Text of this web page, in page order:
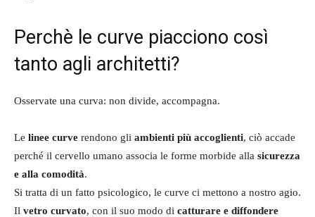
Perchè le curve piacciono così
tanto agli architetti?
Osservate una curva: non divide, accompagna.
Le linee curve rendono gli ambienti più accoglienti, ciò accade
perché il cervello umano associa le forme morbide alla sicurezza
e alla comodità.
Si tratta di un fatto psicologico, le curve ci mettono a nostro agio.
Il vetro curvato, con il suo modo di catturare e diffondere